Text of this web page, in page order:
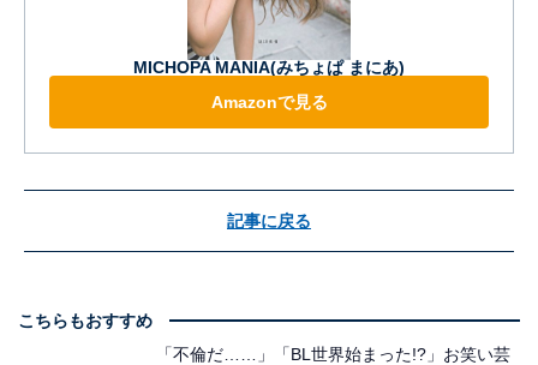
MICHOPA MANIA(みちょぱ まにあ)
Amazonで見る
記事に戻る
こちらもおすすめ
「不倫だ……」「BL世界始まった!?」お笑い芸